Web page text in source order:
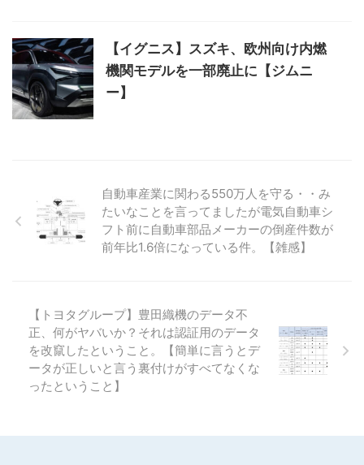
【イグニス】スズキ、欧州向け内燃
機関モデルを一部廃止に【ジムニ
ー】
自動車産業に関わる550万人を守る・・み
たいなことを言ってましたが電気自動車シ
フト前に自動車部品メーカーの倒産件数が
前年比1.6倍になっている件。【雑感】
【トヨタグループ】豊田織機のデータ不
正、何がヤバいか？それは認証用のデータ
を改竄したということ。【簡単に言うとデ
ータが正しいと言う裏付けがすべてなくな
ったということ】